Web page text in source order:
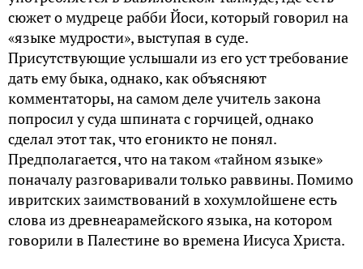
сюжет о мудреце рабби Йоси, который говорил на
«языке мудрости», выступая в суде.
Присутствующие услышали из его уст требование
дать ему быка, однако, как объясняют
комментаторы, на самом деле учитель закона
попросил у суда шпината с горчицей, однако
сделал этот так, что егоникто не понял.
Предполагается, что на таком «тайном языке»
поначалу разговаривали только раввины. Помимо
ивритских заимствований в хохумлойшене есть
слова из древнеарамейского языка, на котором
говорили в Палестине во времена Иисуса Христа.